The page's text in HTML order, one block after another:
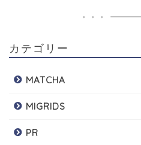
カテゴリー
MATCHA
MIGRIDS
PR